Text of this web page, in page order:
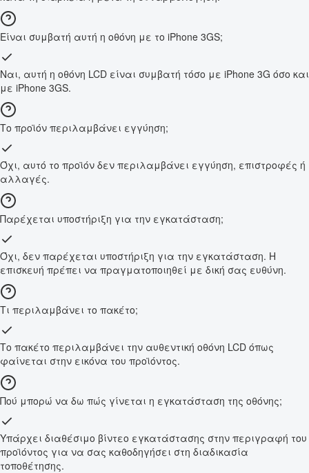
Είναι συμβατή αυτή η οθόνη με το iPhone 3GS;
Ναι, αυτή η οθόνη LCD είναι συμβατή τόσο με iPhone 3G όσο και
με iPhone 3GS.
Το προϊόν περιλαμβάνει εγγύηση;
Όχι, αυτό το προϊόν δεν περιλαμβάνει εγγύηση, επιστροφές ή
αλλαγές.
Παρέχεται υποστήριξη για την εγκατάσταση;
Όχι, δεν παρέχεται υποστήριξη για την εγκατάσταση. Η
επισκευή πρέπει να πραγματοποιηθεί με δική σας ευθύνη.
Τι περιλαμβάνει το πακέτο;
Το πακέτο περιλαμβάνει την αυθεντική οθόνη LCD όπως
φαίνεται στην εικόνα του προϊόντος.
Πού μπορώ να δω πώς γίνεται η εγκατάσταση της οθόνης;
Υπάρχει διαθέσιμο βίντεο εγκατάστασης στην περιγραφή του
προϊόντος για να σας καθοδηγήσει στη διαδικασία
τοποθέτησης.